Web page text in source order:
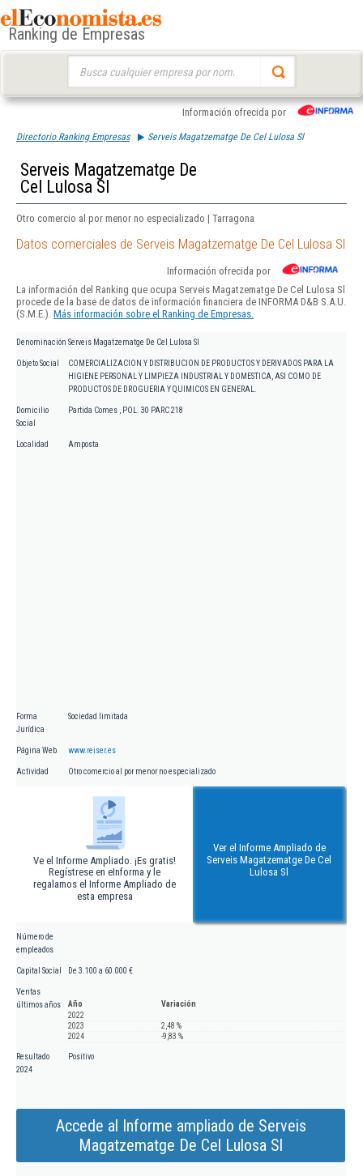
Ranking de Empresas
Información ofrecida por
Directorio Ranking Empresas Serveis Magatzematge De Cel Lulosa Sl
Serveis Magatzematge De
Cel Lulosa Sl
Otro comercio al por menor no especializado | Tarragona
Datos comerciales de Serveis Magatzematge De Cel Lulosa Sl
Información ofrecida por
La información del Ranking que ocupa Serveis Magatzematge De Cel Lulosa Sl
procede de la base de datos de información financiera de INFORMA D&B S.A.U.
(S.M.E.). Más información sobre el Ranking de Empresas.
Denominación Serveis Magatzematge De Cel Lulosa Sl
Objeto Social
COMERCIALIZACION Y DISTRIBUCION DE PRODUCTOS Y DERIVADOS PARA LA
HIGIENE PERSONAL Y LIMPIEZA INDUSTRIAL Y DOMESTICA, ASI COMO DE
PRODUCTOS DE DROGUERIA Y QUIMICOS EN GENERAL.
Domicilio
Social
Partida Comes , POL. 30 PARC 218
Localidad Amposta
Forma
Jurídica
Sociedad limitada
Página Web www.reiser.es
Actividad Otro comercio al por menor no especializado
Ve el Informe Ampliado. ¡Es gratis!
Regístrese en eInforma y le
regalamos el Informe Ampliado de
esta empresa
Ver el Informe Ampliado de
Serveis Magatzematge De Cel
Lulosa Sl
Número de
empleados
Capital Social De 3.100 a 60.000 €
Ventas
últimos años
Año
Variación
2022
2023
2,48 %
2024
-9,83 %
Resultado
2024
Positivo
Accede al Informe ampliado de Serveis
Magatzematge De Cel Lulosa Sl